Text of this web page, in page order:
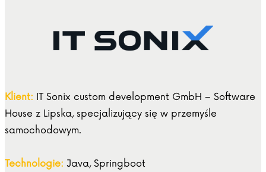
Klient: IT Sonix custom development GmbH – Software
House z Lipska, specjalizujący się w przemyśle
samochodowym.
Technologie: Java, Springboot